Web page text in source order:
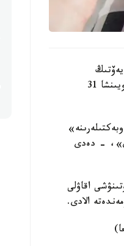
مالىمەتىنە سايكەس بيىل 9 ايدا ونلاين ساۋدا جاساۋشىلاردىڭ 600 ءوتىنىشى قارالىپ، رەسپۋبليكا بويىنشا 31
- دەدى
اقاۋلى
الادى.